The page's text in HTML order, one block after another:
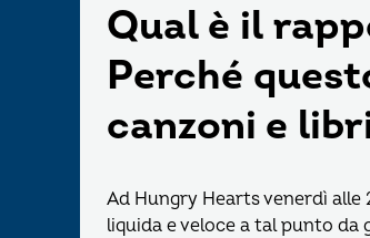
Qual è il
Perché
canzoni e
Ad Hungry Hearts venerdì
liquida e veloce a tal punto da